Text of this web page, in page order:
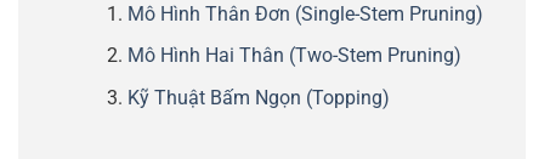
Mô Hình Thân Đơn (Single-Stem Pruning)
Mô Hình Hai Thân (Two-Stem Pruning)
Kỹ Thuật Bấm Ngọn (Topping)